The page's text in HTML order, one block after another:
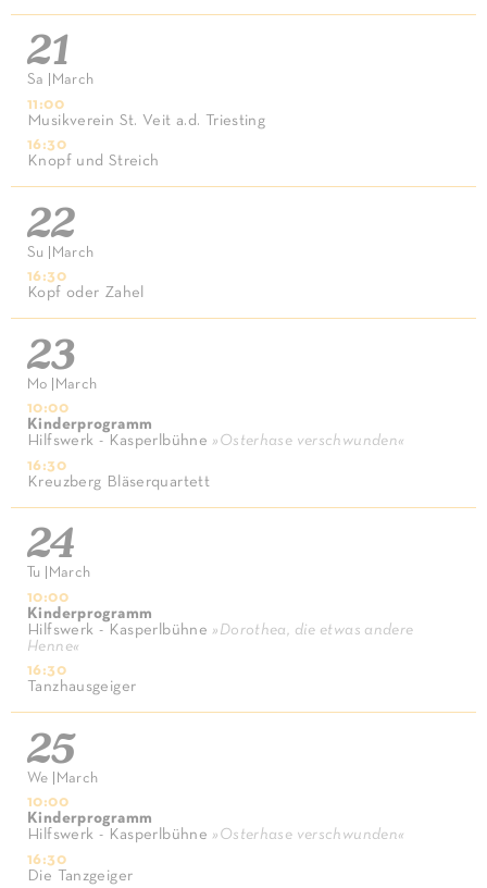
21
Sa March
11:00
Musikverein St. Veit a.d. Triesting
16:30
Knopf und Streich
22
Su March
16:30
Kopf oder Zahel
23
Mo March
10:00
Kinderprogramm
Hilfswerk - Kasperlbühne » Osterhase verschwunden«
16:30
Kreuzberg Bläserquartett
24
Tu March
10:00
Kinderprogramm
Hilfswerk - Kasperlbühne » Dorothea, die etwas andere
Henne«
16:30
Tanzhausgeiger
25
We March
10:00
Kinderprogramm
Hilfswerk - Kasperlbühne » Osterhase verschwunden«
16:30
Die Tanzgeiger